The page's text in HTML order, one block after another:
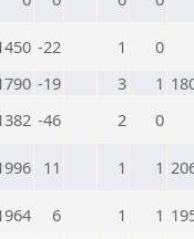
-22 1
0
-19 3 1
-46 2 0
11 1 1
6 1 1